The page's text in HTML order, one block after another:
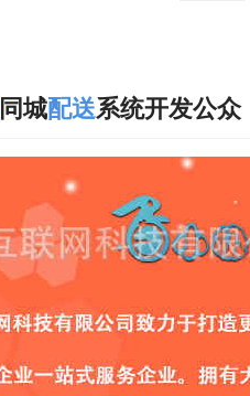
同城配送系统开发公众